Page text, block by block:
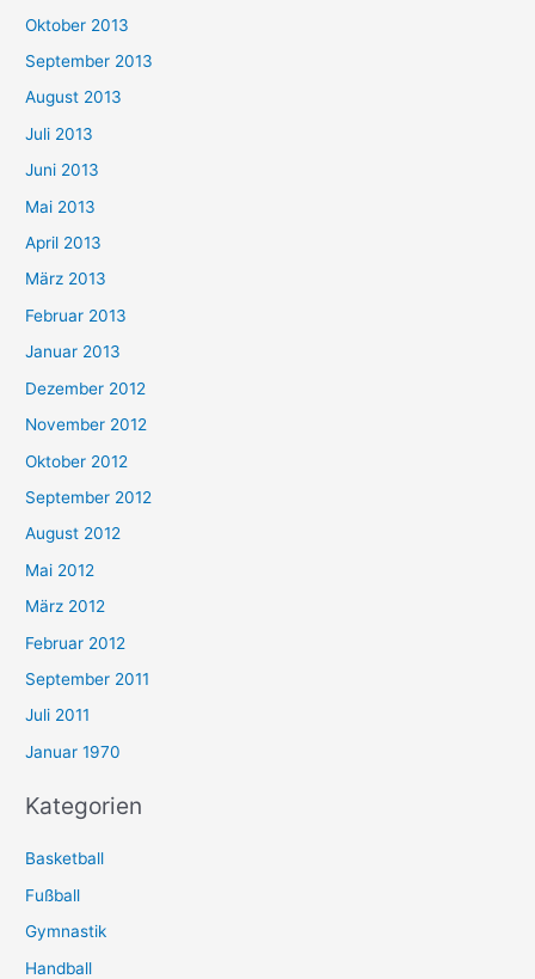
Oktober 2013
September 2013
August 2013
Juli 2013
Juni 2013
Mai 2013
April 2013
März 2013
Februar 2013
Januar 2013
Dezember 2012
November 2012
Oktober 2012
September 2012
August 2012
Mai 2012
März 2012
Februar 2012
September 2011
Juli 2011
Januar 1970
Kategorien
Basketball
Fußball
Gymnastik
Handball